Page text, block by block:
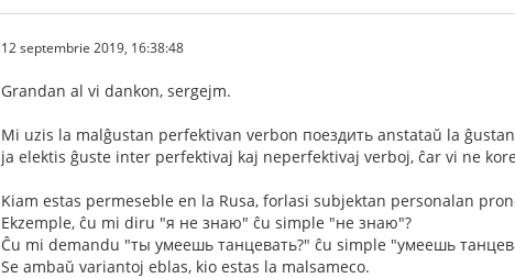
12 septembrie 2019, 16:38:48
Grandan al vi dankon, sergejm.
Mi uzis la malĝustan perfektivan verbon поездить anstataŭ la
ja elektis ĝuste inter perfektivaj kaj neperfektivaj verboj, ĉar vi ne
Kiam estas permeseble en la Rusa, forlasi subjektan personalan
Ekzemple, ĉu mi diru "я не знаю" ĉu simple "не знаю"?
Ĉu mi demandu "ты умеешь танцевать?" ĉu simple "умеешь
Se ambaŭ variantoj eblas, kio estas la malsameco.